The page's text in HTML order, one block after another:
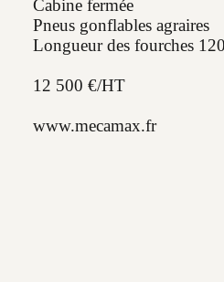
Cabine fermée
Pneus gonflables agraires
Longueur des fourches
12 500 €/HT
www.mecamax.fr